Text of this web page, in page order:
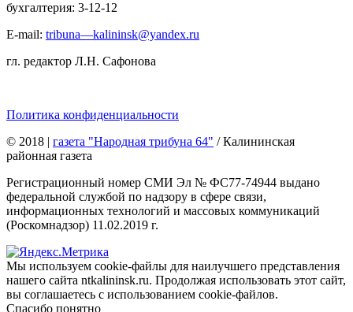
бухгалтерия: 3-12-12
E-mail: tribuna—kalininsk@yandex.ru
гл. редактор Л.Н. Сафонова
Политика конфиденциальности
© 2018 | газета "Народная трибуна 64" / Калининская
районная газета
Регистрационный номер СМИ Эл № ФС77-74944 выдано
федеральной службой по надзору в сфере связи,
информационных технологий и массовых коммуникаций
(Роскомнадзор) 11.02.2019 г.
Мы используем cookie-файлы для наилучшего представления
нашего сайта ntkalininsk.ru. Продолжая использовать этот сайт,
вы соглашаетесь с использованием cookie-файлов.
Спасибо понятно